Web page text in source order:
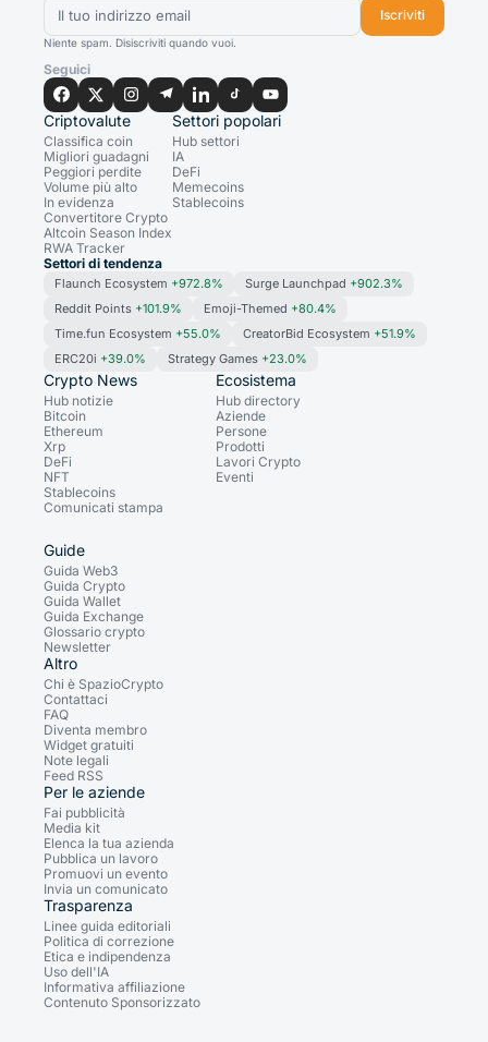
Iscriviti
Niente spam. Disiscriviti quando vuoi.
Seguici
Criptovalute
Classifica coin
Migliori guadagni
Peggiori perdite
Volume più alto
In evidenza
Convertitore Crypto
Altcoin Season Index
RWA Tracker
Settori popolari
Hub settori
IA
DeFi
Memecoins
Stablecoins
Settori di tendenza
Flaunch Ecosystem +972.8% Surge Launchpad +902.3%
Reddit Points +101.9% Emoji-Themed +80.4%
Time.fun Ecosystem +55.0% CreatorBid Ecosystem +51.9%
ERC20i +39.0% Strategy Games +23.0%
Crypto News
Hub notizie
Bitcoin
Ethereum
Xrp
DeFi
NFT
Stablecoins
Comunicati stampa
Ecosistema
Hub directory
Aziende
Persone
Prodotti
Lavori Crypto
Eventi
Guide
Guida Web3
Guida Crypto
Guida Wallet
Guida Exchange
Glossario crypto
Newsletter
Altro
Chi è SpazioCrypto
Contattaci
FAQ
Diventa membro
Widget gratuiti
Note legali
Feed RSS
Per le aziende
Fai pubblicità
Media kit
Elenca la tua azienda
Pubblica un lavoro
Promuovi un evento
Invia un comunicato
Trasparenza
Linee guida editoriali
Politica di correzione
Etica e indipendenza
Uso dell'IA
Informativa affiliazione
Contenuto Sponsorizzato